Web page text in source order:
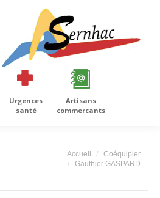
Urgences
santé
Artisans
commercants
Vous êtes ici :Accueil
Coéquipier
Gauthier GASPARD